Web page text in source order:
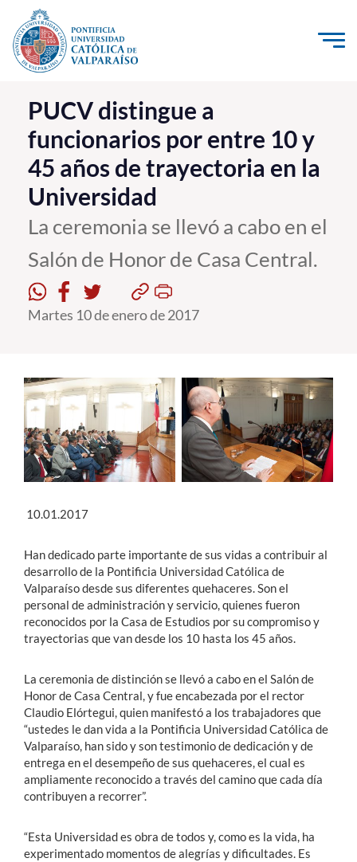
Click acá para ir directamente al contenido
La Universidad
Investigación, Creación e Innovación
PUCV Internacional
Vinculación con el Medio
Admisión
Pregrado
Postgrado
Estudiantes
Académicos
Funcionarios
English
PUCV distingue a
funcionarios por entre 10 y
45 años de trayectoria en la
Universidad
La ceremonia se llevó a cabo en el
Salón de Honor de Casa Central.
Martes 10 de enero de 2017
10.01.2017
Han dedicado parte importante de sus vidas a contribuir al
desarrollo de la Pontificia Universidad Católica de
Valparaíso desde sus diferentes quehaceres. Son el
personal de administración y servicio, quienes fueron
reconocidos por la Casa de Estudios por su compromiso y
trayectorias que van desde los 10 hasta los 45 años.
La ceremonia de distinción se llevó a cabo en el Salón de
Honor de Casa Central, y fue encabezada por el rector
Claudio Elórtegui, quien manifestó a los trabajadores que
“ustedes le dan vida a la Pontificia Universidad Católica de
Valparaíso, han sido y son testimonio de dedicación y de
entrega en el desempeño de sus quehaceres, el cual es
ampliamente reconocido a través del camino que cada día
contribuyen a recorrer”.
“Esta Universidad es obra de todos y, como es la vida, ha
experimentado momentos de alegrías y dificultades. Es